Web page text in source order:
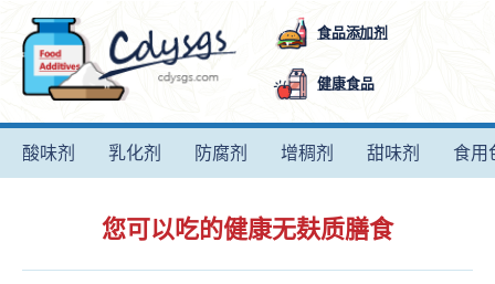
食品添加剂
健康食品
酸味剂 乳化剂 防腐剂 增稠剂 甜味剂 食用
您可以吃的健康无麸质膳食